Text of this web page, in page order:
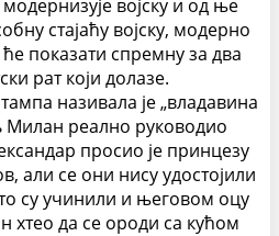
војску и од ње
стајаћу војску, модерно
показати спремну за два
рат који долазе.
називала је „владавина
Милан реално руководио
просио је принцезу
али се они нису удостојили
су учинили и његовом оцу
хтео да се ороди са кућом